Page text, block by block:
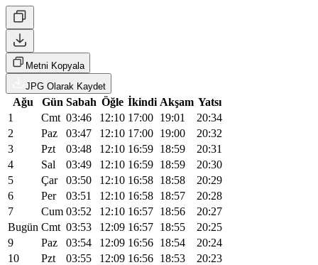
Metni Kopyala
JPG Olarak Kaydet
Ağu Gün Sabah Öğle İkindi Akşam Yatsı
1
Cmt 03:46 12:10 17:00 19:01
20:34
2
Paz 03:47 12:10 17:00 19:00
20:32
3
Pzt 03:48 12:10 16:59 18:59
20:31
4
Sal 03:49 12:10 16:59 18:59
20:30
5
Çar 03:50 12:10 16:58 18:58
20:29
6
Per 03:51 12:10 16:58 18:57
20:28
7
Cum 03:52 12:10 16:57 18:56
20:27
Bugün Cmt 03:53 12:09 16:57 18:55
20:25
9
Paz 03:54 12:09 16:56 18:54
20:24
10
Pzt 03:55 12:09 16:56 18:53
20:23